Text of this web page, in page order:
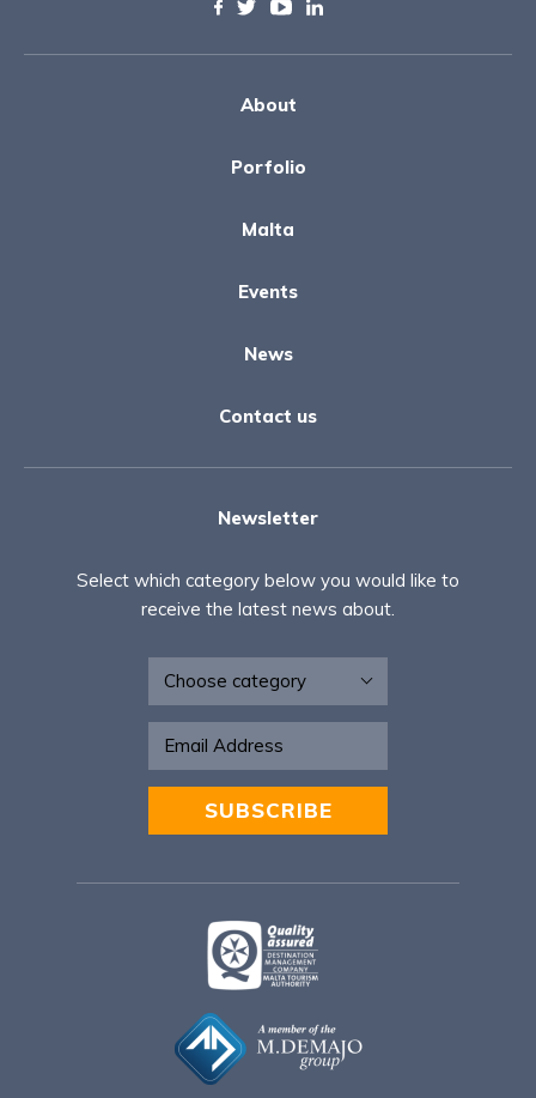
About
Porfolio
Malta
Events
News
Contact us
Newsletter
Select which category below you would like to
receive the latest news about.
Newsletter
SUBSCRIBE